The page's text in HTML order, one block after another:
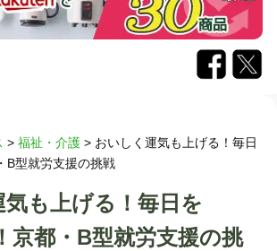
> 福祉・介護 > おいしく運気も上げる！毎日
B型就労支援の挑戦
も上げる！毎日を
京都・B型就労支援の挑